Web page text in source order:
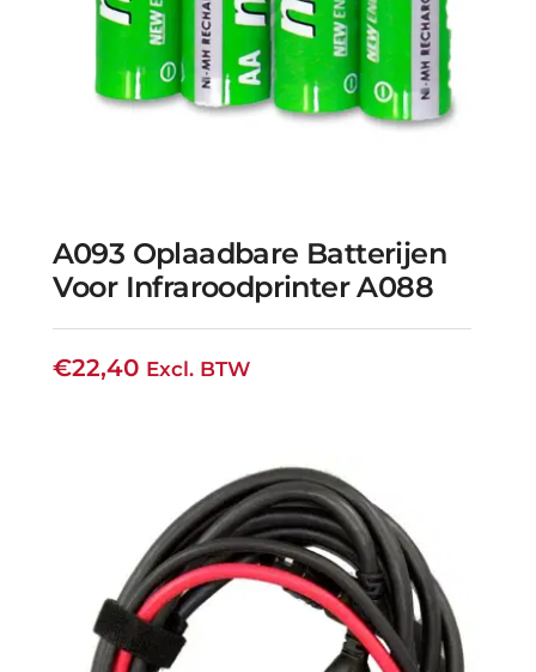
A093 Oplaadbare Batterijen
Voor Infraroodprinter A088
€22,40 Excl. BTW